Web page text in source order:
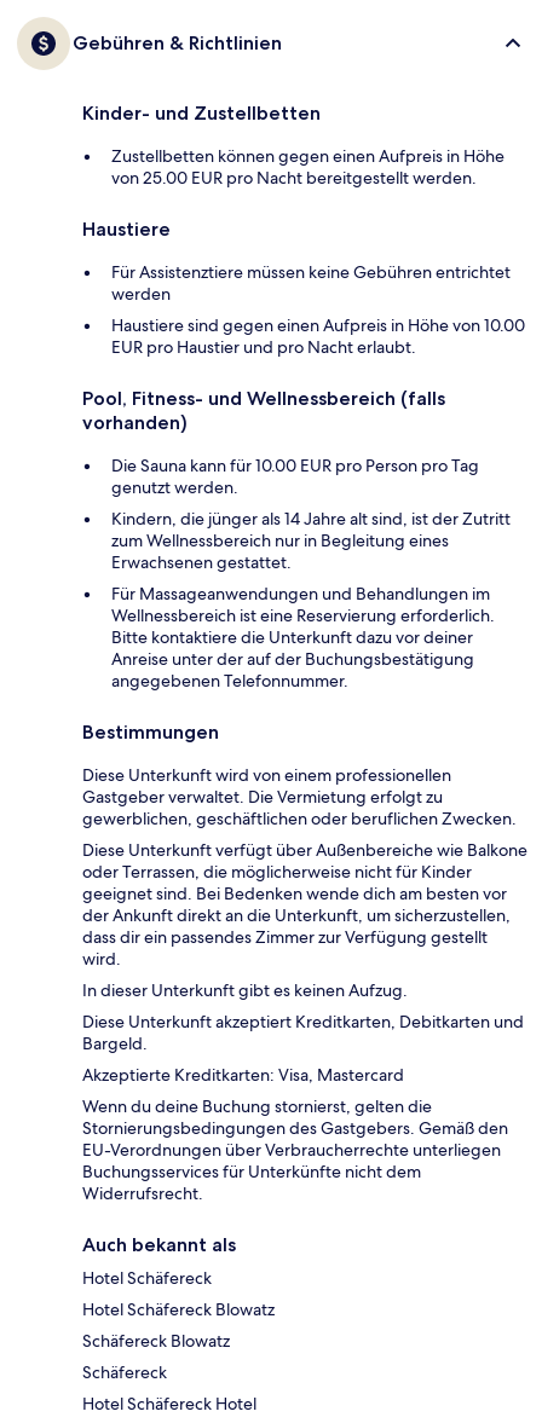
Gebühren & Richtlinien
Kinder- und Zustellbetten
Zustellbetten können gegen einen Aufpreis in Höhe
von 25.00 EUR pro Nacht bereitgestellt werden.
Haustiere
Für Assistenztiere müssen keine Gebühren entrichtet
werden
Haustiere sind gegen einen Aufpreis in Höhe von 10.00
EUR pro Haustier und pro Nacht erlaubt.
Pool, Fitness- und Wellnessbereich (falls
vorhanden)
Die Sauna kann für 10.00 EUR pro Person pro Tag
genutzt werden.
Kindern, die jünger als 14 Jahre alt sind, ist der Zutritt
zum Wellnessbereich nur in Begleitung eines
Erwachsenen gestattet.
Für Massageanwendungen und Behandlungen im
Wellnessbereich ist eine Reservierung erforderlich.
Bitte kontaktiere die Unterkunft dazu vor deiner
Anreise unter der auf der Buchungsbestätigung
angegebenen Telefonnummer.
Bestimmungen
Diese Unterkunft wird von einem professionellen
Gastgeber verwaltet. Die Vermietung erfolgt zu
gewerblichen, geschäftlichen oder beruflichen Zwecken.
Diese Unterkunft verfügt über Außenbereiche wie Balkone
oder Terrassen, die möglicherweise nicht für Kinder
geeignet sind. Bei Bedenken wende dich am besten vor
der Ankunft direkt an die Unterkunft, um sicherzustellen,
dass dir ein passendes Zimmer zur Verfügung gestellt
wird.
In dieser Unterkunft gibt es keinen Aufzug.
Diese Unterkunft akzeptiert Kreditkarten, Debitkarten und
Bargeld.
Akzeptierte Kreditkarten: Visa, Mastercard
Wenn du deine Buchung stornierst, gelten die
Stornierungsbedingungen des Gastgebers. Gemäß den
EU-Verordnungen über Verbraucherrechte unterliegen
Buchungsservices für Unterkünfte nicht dem
Widerrufsrecht.
Auch bekannt als
Hotel Schäfereck
Hotel Schäfereck Blowatz
Schäfereck Blowatz
Schäfereck
Hotel Schäfereck Hotel